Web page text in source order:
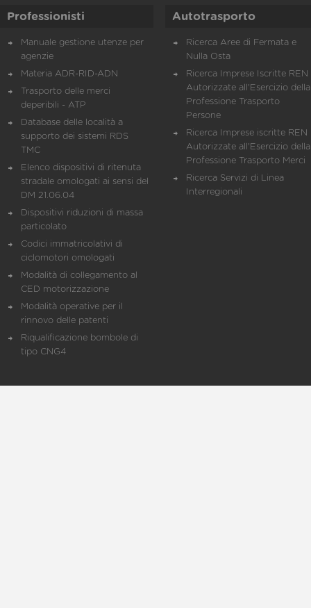
Professionisti
Manuale gestione utenze per
agenzie
Materia ADR-RID-ADN
Trasporto delle merci
deperibili - ATP
Database delle località a
supporto dei sistemi RDS
TMC
Elenco dispositivi di ritenuta
stradale omologati ai sensi del
DM 21.06.04
Dispositivi riduzioni di massa
particolato
Codici immatricolativi di
ciclomotori omologati
Modalità di collegamento al
CED motorizzazione
Modalità operative per il
rinnovo delle patenti
Riqualificazione bombole di
tipo CNG4
Autotrasporto
Ricerca Aree di Fermata e
Nulla Osta
Ricerca Imprese Iscritte REN
Autorizzate all'Esercizio della
Professione Trasporto
Persone
Ricerca Imprese iscritte REN
Autorizzate all'Esercizio della
Professione Trasporto Merci
Ricerca Servizi di Linea
Interregionali